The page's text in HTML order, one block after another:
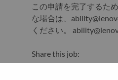
この申請を完了するた
な場合は、
ください。
Share this job: